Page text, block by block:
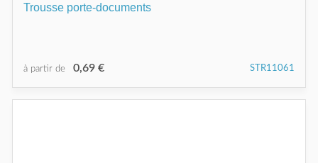
Trousse porte-documents
à partir de 0,69 € STR11061